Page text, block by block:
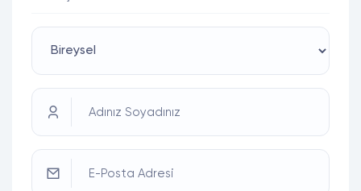
Adınız Soyadınız
E-Posta Adresi